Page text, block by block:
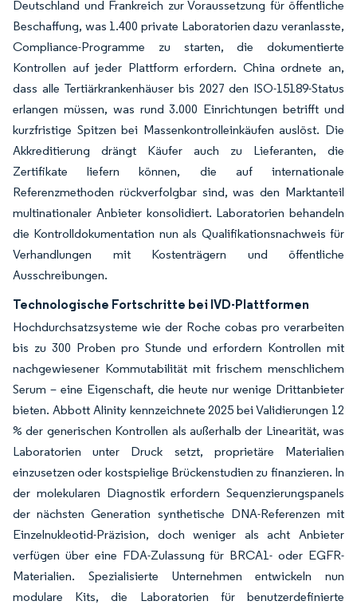
Deutschland und Frankreich zur Voraussetzung für öffentliche
Beschaffung, was 1.400 private Laboratorien dazu veranlasste,
Compliance-Programme zu starten, die dokumentierte
Kontrollen auf jeder Plattform erfordern. China ordnete an,
dass alle Tertiärkrankenhäuser bis 2027 den ISO-15189-Status
erlangen müssen, was rund 3.000 Einrichtungen betrifft und
kurzfristige Spitzen bei Massenkontrolleinkäufen auslöst. Die
Akkreditierung drängt Käufer auch zu Lieferanten, die
Zertifikate liefern können, die auf internationale
Referenzmethoden rückverfolgbar sind, was den Marktanteil
multinationaler Anbieter konsolidiert. Laboratorien behandeln
die Kontrolldokumentation nun als Qualifikationsnachweis für
Verhandlungen mit Kostenträgern und öffentliche
Ausschreibungen.
Technologische Fortschritte bei IVD-Plattformen
Hochdurchsatzsysteme wie der Roche cobas pro verarbeiten
bis zu 300 Proben pro Stunde und erfordern Kontrollen mit
nachgewiesener Kommutabilität mit frischem menschlichem
Serum – eine Eigenschaft, die heute nur wenige Drittanbieter
bieten. Abbott Alinity kennzeichnete 2025 bei Validierungen 12
% der generischen Kontrollen als außerhalb der Linearität, was
Laboratorien unter Druck setzt, proprietäre Materialien
einzusetzen oder kostspielige Brückenstudien zu finanzieren. In
der molekularen Diagnostik erfordern Sequenzierungspanels
der nächsten Generation synthetische DNA-Referenzen mit
Einzelnukleotid-Präzision, doch weniger als acht Anbieter
verfügen über eine FDA-Zulassung für BRCA1- oder EGFR-
Materialien. Spezialisierte Unternehmen entwickeln nun
modulare Kits, die Laboratorien für benutzerdefinierte